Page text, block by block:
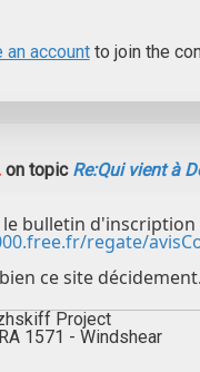
an accountto join the
on topic Re:Qui vient à
le bulletin
regate/
ce site
Project
1571 - Windshear